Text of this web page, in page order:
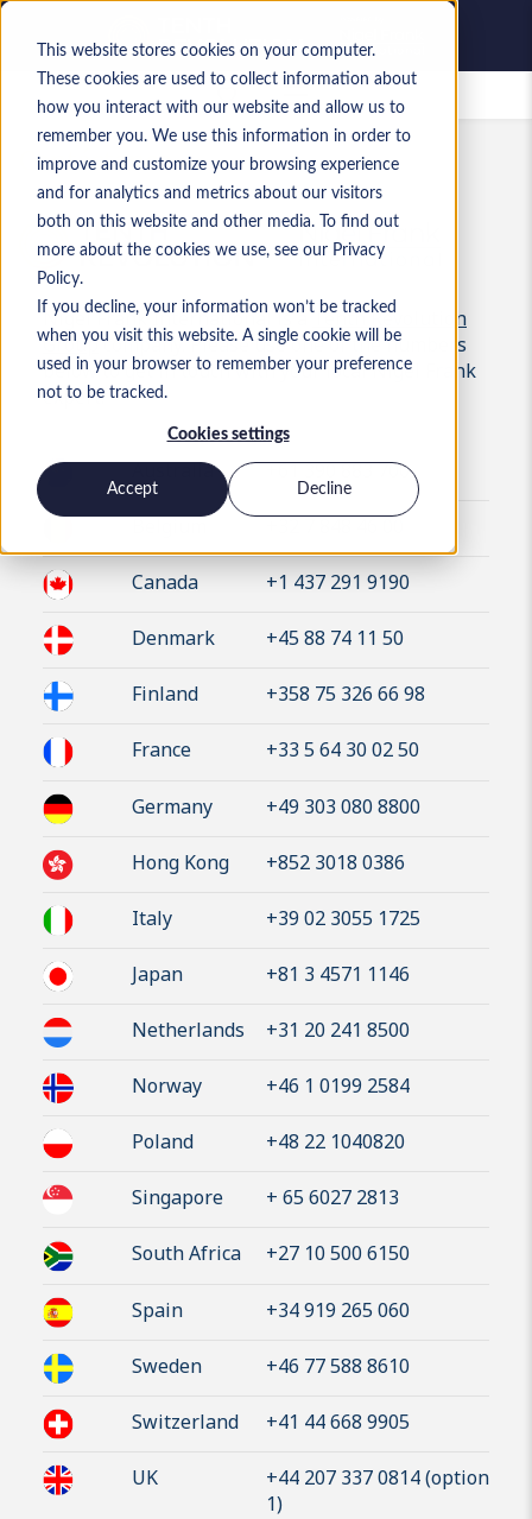
This website stores cookies on your computer.
These cookies are used to collect information about
how you interact with our website and allow us to
remember you. We use this information in order to
improve and customize your browsing experience
and for analytics and metrics about our visitors
both on this website and other media. To find out
more about the cookies we use, see our Privacy
Policy.
If you decline, your information won’t be tracked
when you visit this website. A single cookie will be
used in your browser to remember your preference
not to be tracked.
Cookies settings
Accept Decline
Empleos guardados
Contáctanos
Nigel Frank International is a Tenth Revolution
Groupcompany. Please use one of the numbers
below to get in touch with your localNigel Frank
expert.
Australia +61 390 883 700
Canada +1 437 291 9190
Denmark +45 88 74 11 50
Finland +358 75 326 66 98
France +33 5 64 30 02 50
Germany +49 303 080 8800
Hong Kong +852 3018 0386
Italy +39 02 3055 1725
Japan +81 3 4571 1146
Netherlands +31 20 241 8500
Norway +46 1 0199 2584
Poland +48 22 1040820
Singapore + 65 6027 2813
South Africa +27 10 500 6150
Spain +34 919 265 060
Sweden +46 77 588 8610
Switzerland +41 44 668 9905
UK
+44 207 337 0814 (option
1)